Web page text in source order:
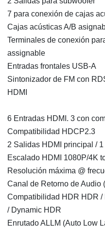
7 para conexión de cajas
Cajas acústicas A/B
Terminales de conexión
assignable
Entradas frontales USB-A
Sintonizador de FM con
HDMI
6 Entradas HDMI. 3 con
Compatibilidad HDCP2.3
2 Salidas HDMI principal / 1
Escalado HDMI 1080P/4K
Resolución máxima @
Canal de Retorno de Audio
Compatibilidad HDR HDR
/ Dynamic HDR
Enrutado ALLM (Auto Low